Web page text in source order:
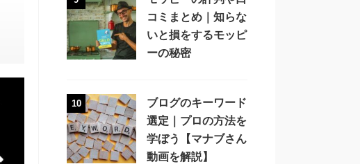
コミまとめ｜知らな
いと損をするモッピ
ーの秘密
10
ブログのキーワード
選定｜プロの方法を
学ぼう【マナブさん
動画を解説】